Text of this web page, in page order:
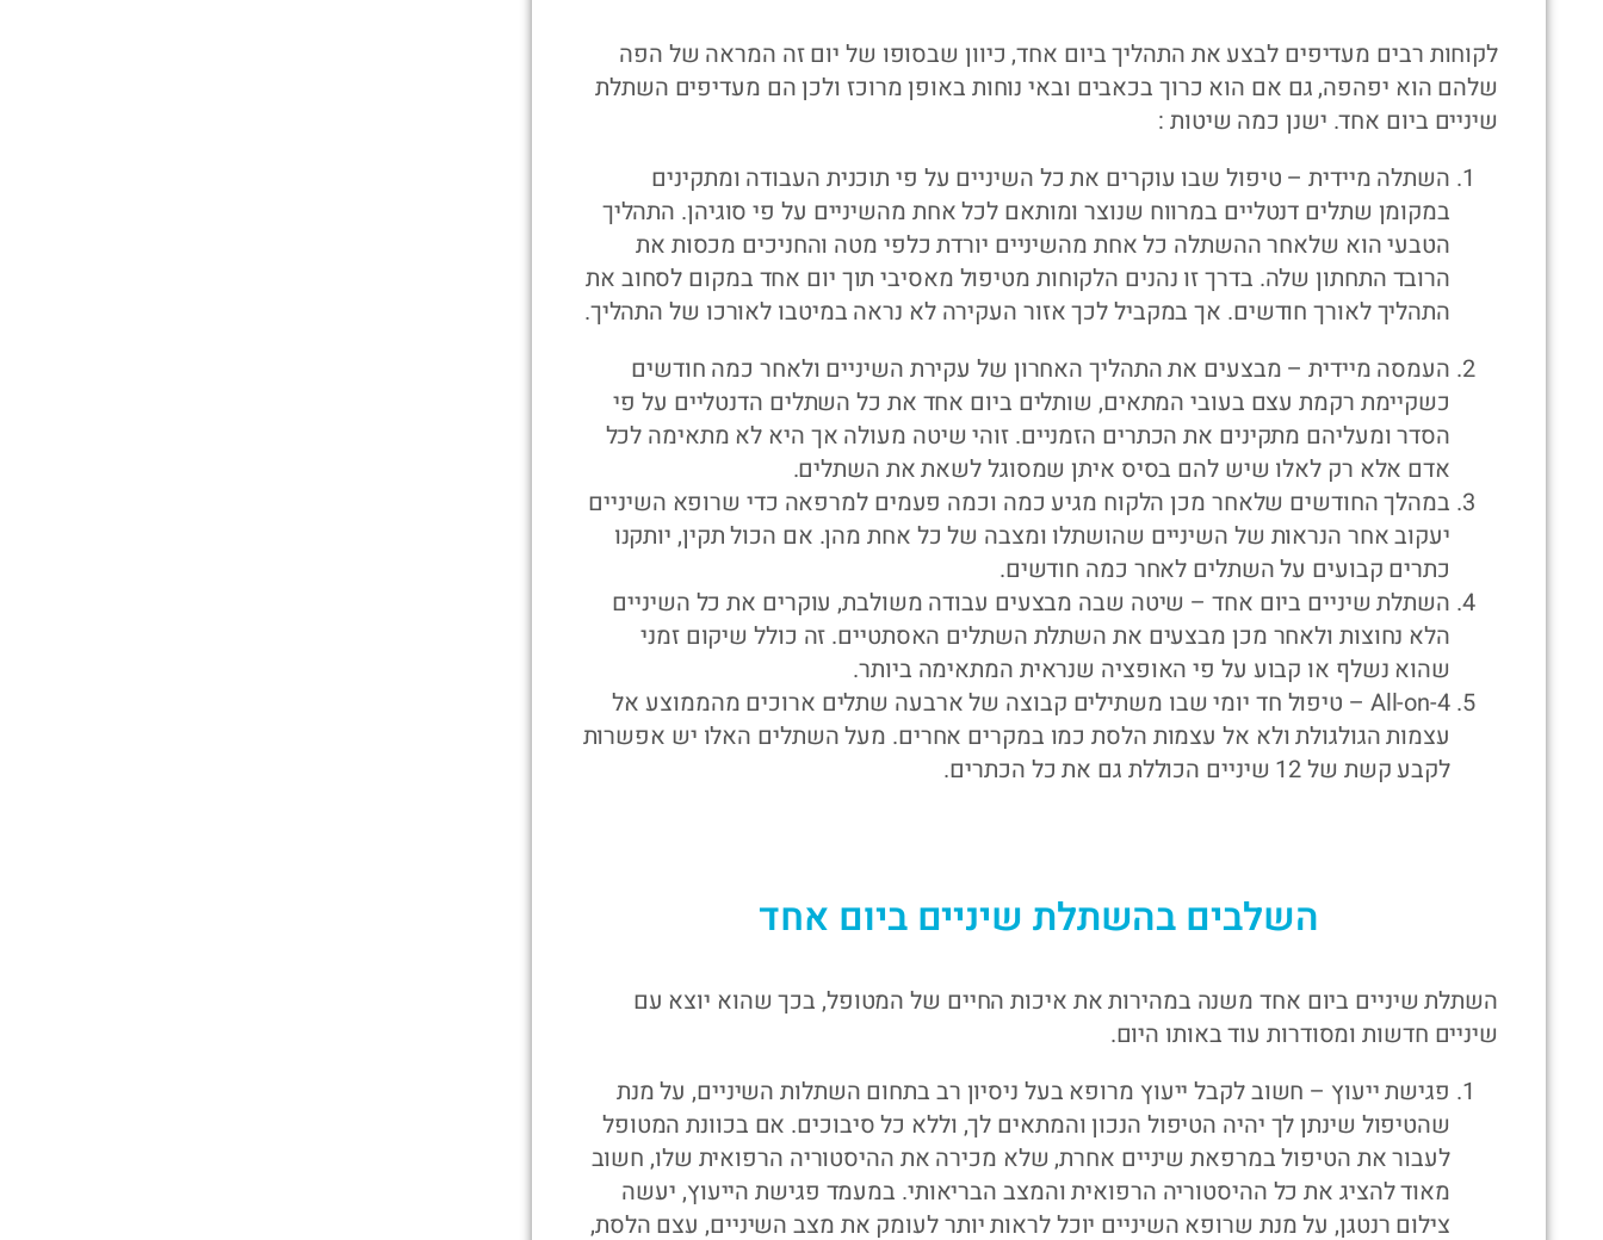
לקוחות רבים מעדיפים לבצע את התהליך ביום אחד, כיוון שבסופו של יום זה המראה של הפה
שלהם הוא יפהפה, גם אם הוא כרוך בכאבים ובאי נוחות באופן מרוכז ולכן הם מעדיפים השתלת
שיניים ביום אחד. ישנן כמה שיטות :
השתלה מיידית – טיפול שבו עוקרים את כל השיניים על פי תוכנית העבודה ומתקינים
במקומן שתלים דנטליים במרווח שנוצר ומותאם לכל אחת מהשיניים על פי סוגיהן. התהליך
הטבעי הוא שלאחר ההשתלה כל אחת מהשיניים יורדת כלפי מטה והחניכים מכסות את
הרובד התחתון שלה. בדרך זו נהנים הלקוחות מטיפול מאסיבי תוך יום אחד במקום לסחוב את
התהליך לאורך חודשים. אך במקביל לכך אזור העקירה לא נראה במיטבו לאורכו של התהליך.
העמסה מיידית – מבצעים את התהליך האחרון של עקירת השיניים ולאחר כמה חודשים
כשקיימת רקמת עצם בעובי המתאים, שותלים ביום אחד את כל השתלים הדנטליים על פי
הסדר ומעליהם מתקינים את הכתרים הזמניים. זוהי שיטה מעולה אך היא לא מתאימה לכל
אדם אלא רק לאלו שיש להם בסיס איתן שמסוגל לשאת את השתלים.
במהלך החודשים שלאחר מכן הלקוח מגיע כמה וכמה פעמים למרפאה כדי שרופא השיניים
יעקוב אחר הנראות של השיניים שהושתלו ומצבה של כל אחת מהן. אם הכול תקין, יותקנו
כתרים קבועים על השתלים לאחר כמה חודשים.
השתלת שיניים ביום אחד – שיטה שבה מבצעים עבודה משולבת, עוקרים את כל השיניים
הלא נחוצות ולאחר מכן מבצעים את השתלת השתלים האסתטיים. זה כולל שיקום זמני
שהוא נשלף או קבוע על פי האופציה שנראית המתאימה ביותר.
All-on-4 – טיפול חד יומי שבו משתילים קבוצה של ארבעה שתלים ארוכים מהממוצע אל
עצמות הגולגולת ולא אל עצמות הלסת כמו במקרים אחרים. מעל השתלים האלו יש אפשרות
לקבע קשת של 12 שיניים הכוללת גם את כל הכתרים.
השלבים בהשתלת שיניים ביום אחד
השתלת שיניים ביום אחד משנה במהירות את איכות החיים של המטופל, בכך שהוא יוצא עם
שיניים חדשות ומסודרות עוד באותו היום.
פגישת ייעוץ – חשוב לקבל ייעוץ מרופא בעל ניסיון רב בתחום השתלות השיניים, על מנת
שהטיפול שינתן לך יהיה הטיפול הנכון והמתאים לך, וללא כל סיבוכים. אם בכוונת המטופל
לעבור את הטיפול במרפאת שיניים אחרת, שלא מכירה את ההיסטוריה הרפואית שלו, חשוב
מאוד להציג את כל ההיסטוריה הרפואית והמצב הבריאותי. במעמד פגישת הייעוץ, יעשה
צילום רנטגן, על מנת שרופא השיניים יוכל לראות יותר לעומק את מצב השיניים, עצם הלסת,